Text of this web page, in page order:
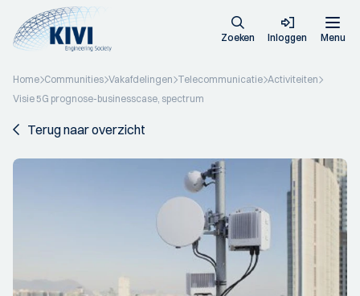
Zoeken Inloggen Menu
Home Communities Vakafdelingen Telecommunicatie Activiteiten
Visie 5G prognose-businesscase, spectrum
Terug naar overzicht